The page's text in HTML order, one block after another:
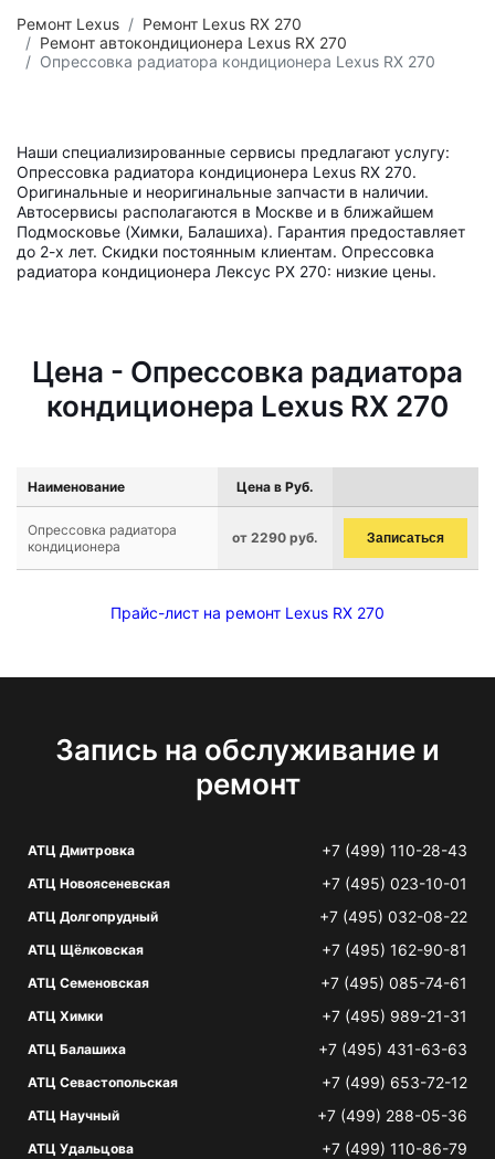
Ремонт Lexus
Ремонт Lexus RX 270
Ремонт автокондиционера Lexus RX 270
Опрессовка радиатора кондиционера Lexus RX 270
Наши специализированные сервисы предлагают услугу:
Опрессовка радиатора кондиционера Lexus RX 270.
Оригинальные и неоригинальные запчасти в наличии.
Автосервисы располагаются в Москве и в ближайшем
Подмосковье (Химки, Балашиха). Гарантия предоставляет
до 2-х лет. Скидки постоянным клиентам. Опрессовка
радиатора кондиционера Лексус РХ 270: низкие цены.
Цена - Опрессовка радиатора
кондиционера Lexus RX 270
Наименование Цена в Руб.
Опрессовка радиатора
кондиционера
от 2290 руб. Записаться
Прайс-лист на ремонт Lexus RX 270
Запись на обслуживание и
ремонт
АТЦ Дмитровка +7 (499) 110-28-43
АТЦ Новоясеневская +7 (495) 023-10-01
АТЦ Долгопрудный +7 (495) 032-08-22
АТЦ Щёлковская +7 (495) 162-90-81
АТЦ Семеновская +7 (495) 085-74-61
АТЦ Химки +7 (495) 989-21-31
АТЦ Балашиха +7 (495) 431-63-63
АТЦ Севастопольская +7 (499) 653-72-12
АТЦ Научный +7 (499) 288-05-36
АТЦ Удальцова +7 (499) 110-86-79